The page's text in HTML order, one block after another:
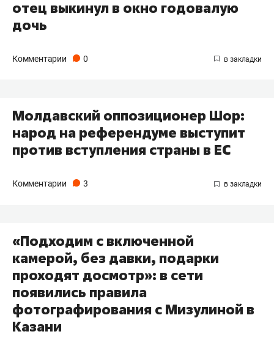
отец выкинул в окно годовалую
дочь
Комментарии 0
Молдавский оппозиционер Шор:
народ на референдуме выступит
против вступления страны в ЕС
Комментарии 3
«Подходим с включенной
камерой, без давки, подарки
проходят досмотр»: в сети
появились правила
фотографирования с Мизулиной в
Казани